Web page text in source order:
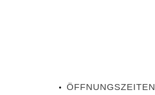
ÖFFNUNGSZEITEN